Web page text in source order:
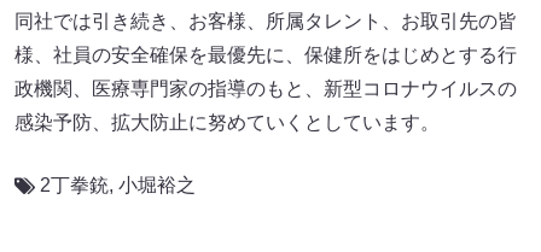
同社では引き続き、お客様、所属タレント、お取引先の皆
様、社員の安全確保を最優先に、保健所をはじめとする行
政機関、医療専門家の指導のもと、新型コロナウイルスの
感染予防、拡大防止に努めていくとしています。
2丁拳銃, 小堀裕之